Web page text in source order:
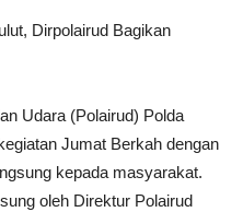
Dirpolairud Bagikan
Udara (Polairud) Polda
Jumat Berkah dengan
kepada masyarakat.
oleh Direktur Polairud